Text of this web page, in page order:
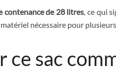
contenance de 28 litres, ce qui
matériel nécessaire pour
sac